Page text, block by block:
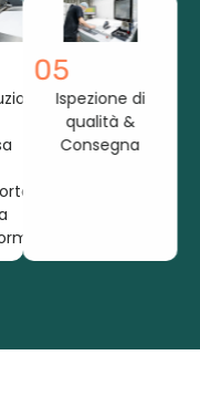
05
Ispezione di
qualità &
Consegna